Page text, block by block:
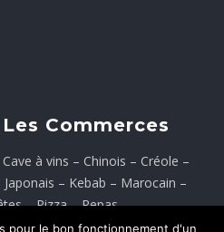
Commerces
Cave à vins – Chinois – Créole –
Japonais – Kebab – Marocain –
–Pizza–Repas
pour le bon fonctionnement d'un